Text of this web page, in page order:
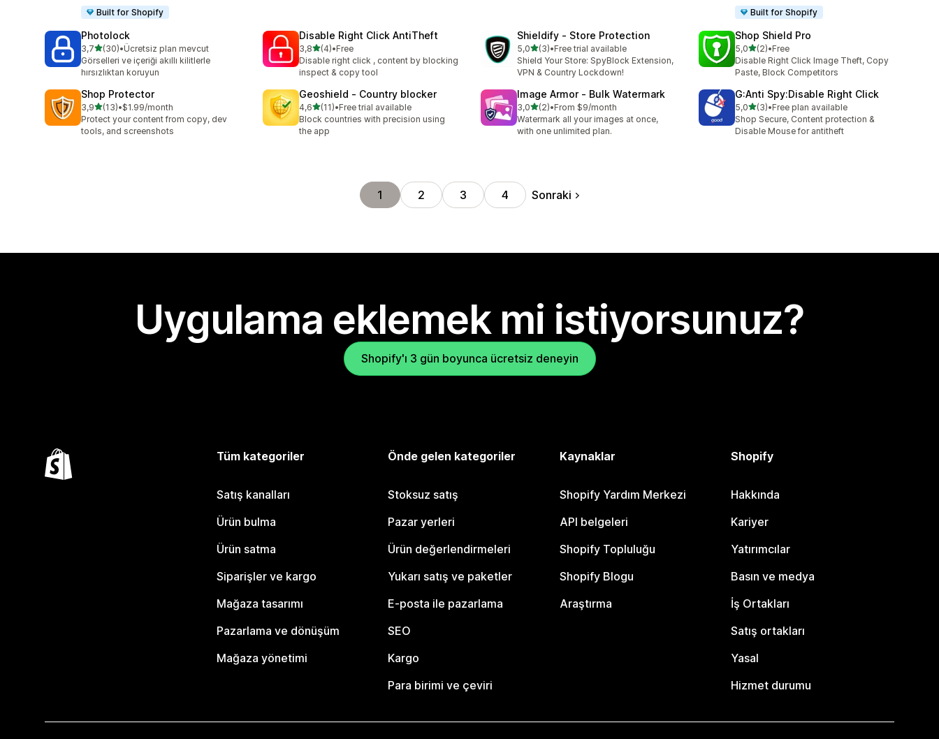
Built for Shopify
Built for Shopify
Photolock
3,75 yıldız üzerinden
(30)
toplam 30 değerlendirme
•Ücretsiz plan mevcut
Görselleri ve içeriği akıllı kilitlerle
hırsızlıktan koruyun
Disable Right Click AntiTheft
3,85 yıldız üzerinden
(4)
toplam 4 değerlendirme
•Free
Disable right click , content by blocking
inspect & copy tool
Shieldify ‑ Store Protection
5,05 yıldız üzerinden
(3)
toplam 3 değerlendirme
•Free trial available
Shield Your Store: SpyBlock Extension,
VPN & Country Lockdown!
Shop Shield Pro
5,05 yıldız üzerinden
(2)
toplam 2 değerlendirme
•Free
Disable Right Click Image Theft, Copy
Paste, Block Competitors
Shop Protector
3,95 yıldız üzerinden
(13)
toplam 13 değerlendirme
•$1.99/month
Protect your content from copy, dev
tools, and screenshots
Geoshield ‑ Country blocker
4,65 yıldız üzerinden
(11)
toplam 11 değerlendirme
•Free trial available
Block countries with precision using
the app
Image Armor ‑ Bulk Watermark
3,05 yıldız üzerinden
(2)
toplam 2 değerlendirme
•From $9/month
Watermark all your images at once,
with one unlimited plan.
G:Anti Spy:Disable Right Click
5,05 yıldız üzerinden
(3)
toplam 3 değerlendirme
•Free plan available
Shop Secure, Content protection &
Disable Mouse for antitheft
1 2 3 4 Sonraki
Uygulama eklemek mi istiyorsunuz?
Shopify'ı 3 gün boyunca ücretsiz deneyin
Tüm kategoriler
Satış kanalları
Ürün bulma
Ürün satma
Siparişler ve kargo
Mağaza tasarımı
Pazarlama ve dönüşüm
Mağaza yönetimi
Önde gelen kategoriler
Stoksuz satış
Pazar yerleri
Ürün değerlendirmeleri
Yukarı satış ve paketler
E-posta ile pazarlama
SEO
Kargo
Para birimi ve çeviri
Kaynaklar
Shopify Yardım Merkezi
API belgeleri
Shopify Topluluğu
Shopify Blogu
Araştırma
Shopify
Hakkında
Kariyer
Yatırımcılar
Basın ve medya
İş Ortakları
Satış ortakları
Yasal
Hizmet durumu